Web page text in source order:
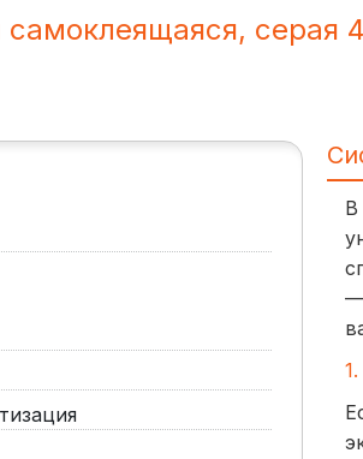
серая
В
—